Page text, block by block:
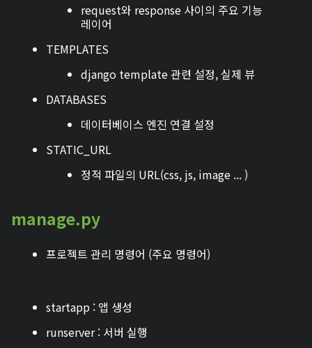
request와 response 사이의 주요 기능
레이어
TEMPLATES
django template 관련 설정, 실제 뷰
DATABASES
데이터베이스 엔진 연결 설정
STATIC_URL
정적 파일의 URL(css, js, image ... )
manage.py
프로젝트 관리 명령어 (주요 명령어)
startapp : 앱 생성
runserver : 서버 실행